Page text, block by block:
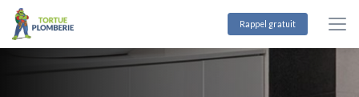
Aller
contenu
Rappel gratuit